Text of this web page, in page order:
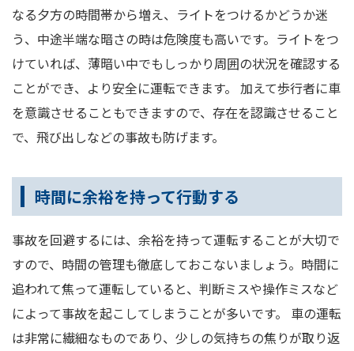
なる夕方の時間帯から増え、ライトをつけるかどうか迷
う、中途半端な暗さの時は危険度も高いです。ライトをつ
けていれば、薄暗い中でもしっかり周囲の状況を確認する
ことができ、より安全に運転できます。 加えて歩行者に車
を意識させることもできますので、存在を認識させること
で、飛び出しなどの事故も防げます。
時間に余裕を持って行動する
事故を回避するには、余裕を持って運転することが大切で
すので、時間の管理も徹底しておこないましょう。時間に
追われて焦って運転していると、判断ミスや操作ミスなど
によって事故を起こしてしまうことが多いです。 車の運転
は非常に繊細なものであり、少しの気持ちの焦りが取り返